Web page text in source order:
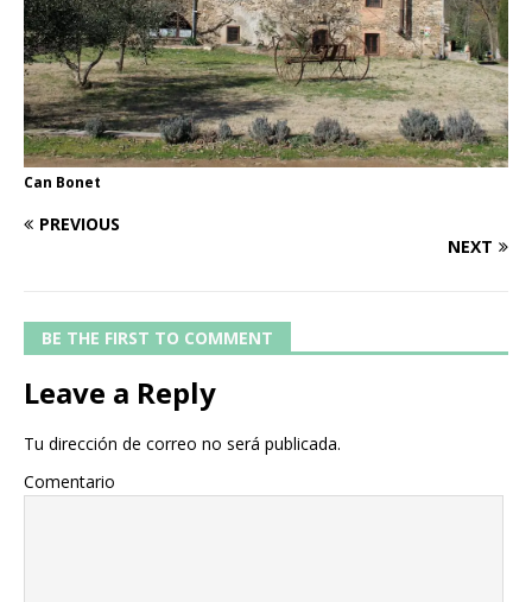
Can Bonet
PREVIOUS
NEXT
BE THE FIRST TO COMMENT
Leave a Reply
Tu dirección de correo no será publicada.
Comentario